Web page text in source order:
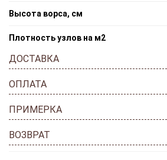
Высота ворса, см
Плотность узлов на м2
ДОСТАВКА
ОПЛАТА
ПРИМЕРКА
ВОЗВРАТ